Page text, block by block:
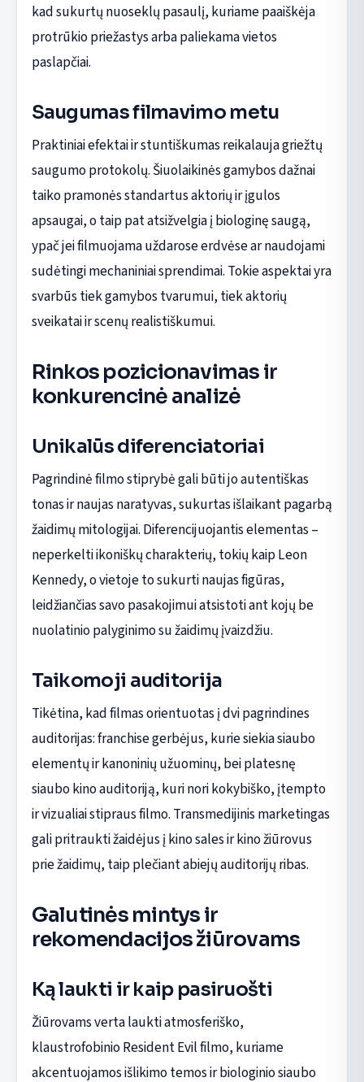
kad sukurtų nuoseklų pasaulį, kuriame paaiškėja
protrūkio priežastys arba paliekama vietos
paslapčiai.
Saugumas filmavimo metu
Praktiniai efektai ir stuntiškumas reikalauja griežtų
saugumo protokolų. Šiuolaikinės gamybos dažnai
taiko pramonės standartus aktorių ir įgulos
apsaugai, o taip pat atsižvelgia į biologinę saugą,
ypač jei filmuojama uždarose erdvėse ar naudojami
sudėtingi mechaniniai sprendimai. Tokie aspektai yra
svarbūs tiek gamybos tvarumui, tiek aktorių
sveikatai ir scenų realistiškumui.
Rinkos pozicionavimas ir
konkurencinė analizė
Unikalūs diferenciatoriai
Pagrindinė filmo stiprybė gali būti jo autentiškas
tonas ir naujas naratyvas, sukurtas išlaikant pagarbą
žaidimų mitologijai. Diferencijuojantis elementas –
neperkelti ikoniškų charakterių, tokių kaip Leon
Kennedy, o vietoje to sukurti naujas figūras,
leidžiančias savo pasakojimui atsistoti ant kojų be
nuolatinio palyginimo su žaidimų įvaizdžiu.
Taikomoji auditorija
Tikėtina, kad filmas orientuotas į dvi pagrindines
auditorijas: franchise gerbėjus, kurie siekia siaubo
elementų ir kanoninių užuominų, bei platesnę
siaubo kino auditoriją, kuri nori kokybiško, įtempto
ir vizualiai stipraus filmo. Transmedijinis marketingas
gali pritraukti žaidėjus į kino sales ir kino žiūrovus
prie žaidimų, taip plečiant abiejų auditorijų ribas.
Galutinės mintys ir
rekomendacijos žiūrovams
Ką laukti ir kaip pasiruošti
Žiūrovams verta laukti atmosferiško,
klaustrofobinio Resident Evil filmo, kuriame
akcentuojamos išlikimo temos ir biologinio siaubo